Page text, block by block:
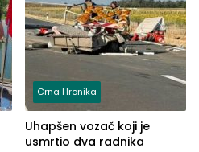
Crna Hronika
Uhapšen vozač koji je
usmrtio dva radnika